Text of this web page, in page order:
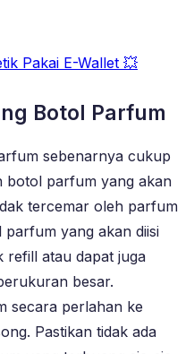
Pakai E-Wallet 💥
Botol Parfum
sebenarnya cukup
botol parfum yang akan
tercemar oleh parfum
parfum yang akan diisi
refill atau dapat juga
besar.
secara perlahan ke
Pastikan tidak ada